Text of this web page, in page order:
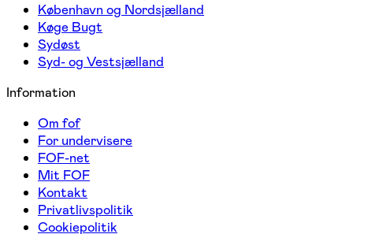
København og Nordsjælland
Køge Bugt
Sydøst
Syd- og Vestsjælland
Information
Om fof
For undervisere
FOF-net
Mit FOF
Kontakt
Privatlivspolitik
Cookiepolitik